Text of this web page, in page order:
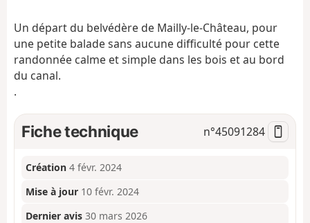
a
n
Un départ du belvédère de Mailly-le-Château, pour
une petite balade sans aucune difficulté pour cette
randonnée calme et simple dans les bois et au bord
du canal.
.
Fiche technique n°45091284
Création 4 févr. 2024
Mise à jour 10 févr. 2024
Dernier avis 30 mars 2026